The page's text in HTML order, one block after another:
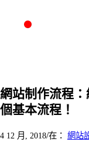
網站制作流程
個基本流程！
4 12 月, 2018/在： 網站